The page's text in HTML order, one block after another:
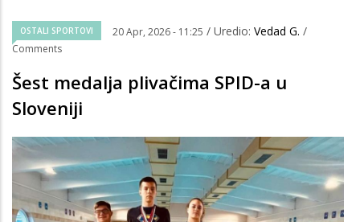
OSTALI SPORTOVI 20 Apr, 2026 - 11:25 / Uredio: Vedad G. /
Comments
Šest medalja plivačima SPID-a u
Sloveniji